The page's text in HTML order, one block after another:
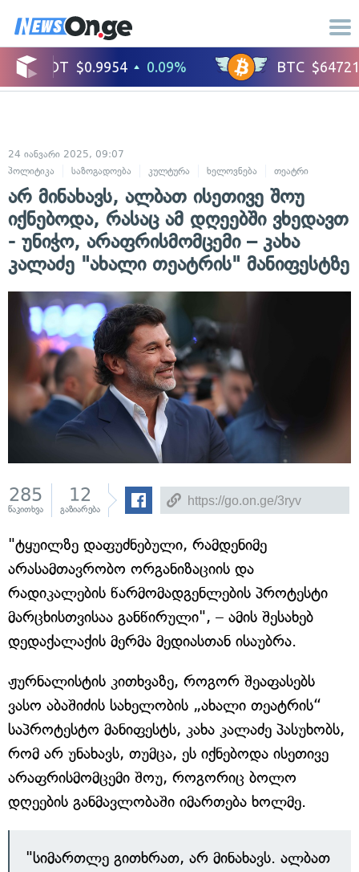
24 იანვარი 2025, 09:07
პოლიტიკა
საზოგადოება კულტურა ხელოვნება თეატრი
არ მინახავს, ალბათ ისეთივე შოუ
იქნებოდა, რასაც ამ დღეებში ვხედავთ
- უნიჭო, არაფრისმომცემი – კახა
კალაძე "ახალი თეატრის" მანიფესტზე
285
წაკითხვა
12
გაზიარება
"ტყუილზე დაფუძნებული, რამდენიმე
არასამთავრობო ორგანიზაციის და
რადიკალების წარმომადგენლების პროტესტი
მარცხისთვისაა განწირული", – ამის შესახებ
დედაქალაქის მერმა მედიასთან ისაუბრა.
ჟურნალისტის კითხვაზე, როგორ შეაფასებს
ვასო აბაშიძის სახელობის „ახალი თეატრის“
საპროტესტო მანიფესტს, კახა კალაძე პასუხობს,
რომ არ უნახავს, თუმცა, ეს იქნებოდა ისეთივე
არაფრისმომცემი შოუ, როგორიც ბოლო
დღეების განმავლობაში იმართება ხოლმე.
"სიმართლე გითხრათ, არ მინახავს. ალბათ